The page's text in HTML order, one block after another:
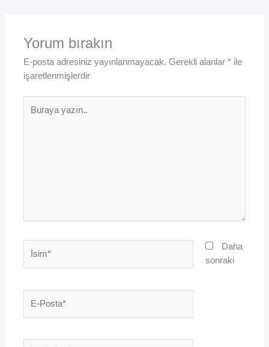
Yorum bırakın
E-posta adresiniz yayınlanmayacak. Gerekli alanlar* ile
işaretlenmişlerdir
yazın..
Posta*
Daha
sonraki